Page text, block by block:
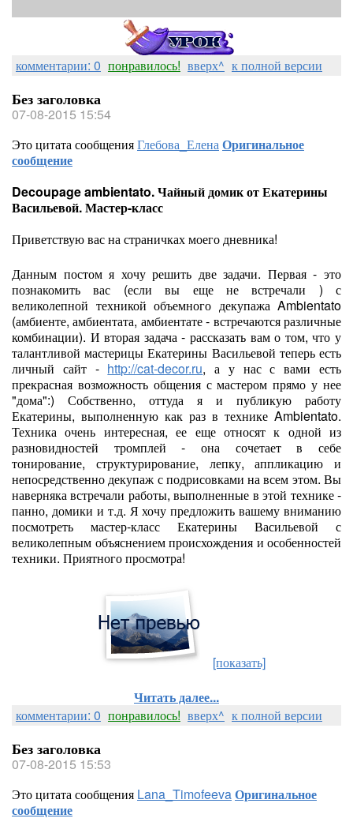
комментарии: 0 понравилось! вверх^ к полной версии
Без заголовка
07-08-2015 15:54
Это цитата сообщенияГлебова_ЕленаОригинальное
сообщение
Decoupage ambientato. Чайный домик от Екатерины
Васильевой. Мастер-класс
Приветствую вас на страничках моего дневника!
Данным постом я хочу решить две задачи. Первая - это
познакомить вас (если вы еще не встречали ) с
великолепной техникой объемного декупажа Ambientato
(амбиенте, амбиентата, амбиентате - встречаются различные
комбинации). И вторая задача - рассказать вам о том, что у
талантливой мастерицы Екатерины Васильевой теперь есть
личный сайт - http://cat-decor.ru, а у нас с вами есть
прекрасная возможность общения с мастером прямо у нее
"дома":) Собственно, оттуда я и публикую работу
Екатерины, выполненную как раз в технике Ambientato.
Техника очень интересная, ее еще относят к одной из
разновидностей тромплей - она сочетает в себе
тонирование, структурирование, лепку, аппликацию и
непосредственно декупаж с подрисовками на всем этом. Вы
наверняка встречали работы, выполненные в этой технике -
панно, домики и т.д. Я хочу предложить вашему вниманию
посмотреть мастер-класс Екатерины Васильевой с
великолепным объяснением происхождения и особенностей
техники. Приятного просмотра!
[показать]
Читать далее...
комментарии: 0 понравилось! вверх^ к полной версии
Без заголовка
07-08-2015 15:53
Это цитата сообщения Lana_TimofeevaОригинальное
сообщение